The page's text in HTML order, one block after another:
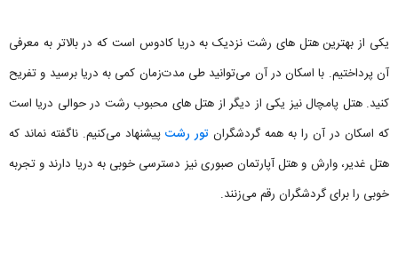
یکی از بهترین هتل های رشت نزدیک به دریا کادوس است که در بالاتر به معرفی
آن پرداختیم. با اسکان در آن می‌توانید طی مدت‌زمان کمی به دریا برسید و تفریح
کنید. هتل پامچال نیز یکی از دیگر از هتل های محبوب رشت در حوالی دریا است
که اسکان در آن را به همه گردشگران تور رشت پیشنهاد می‌کنیم. ناگفته نماند که
هتل غدیر، وارش و هتل آپارتمان صبوری نیز دسترسی خوبی به دریا دارند و تجربه
خوبی را برای گردشگران رقم می‌زنند.